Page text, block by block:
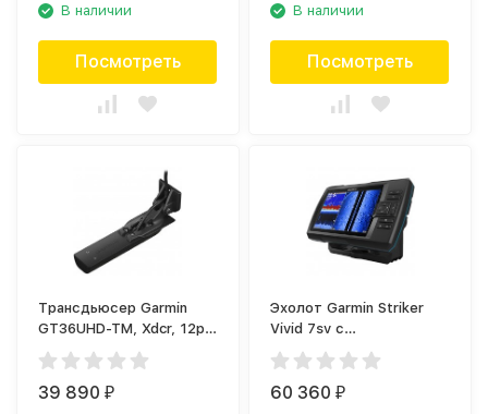
В наличии
Посмотреть
В наличии
Посмотреть
Трансдьюсер Garmin
GT36UHD-TM, Xdcr, 12pin
(010-13072-00)
39 890₽
Эхолот Garmin Striker
Vivid 7sv с
трансдьюсером
GT52HW-TM (010-
02553-01)
60 360₽